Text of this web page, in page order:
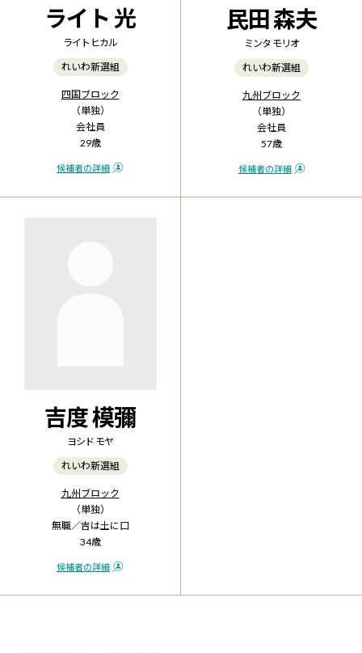
ライト 光
ライト ヒカル
れいわ新選組
四国ブロック
（単独）
会社員
29歳
候補者の詳細
民田 森夫
ミンタ モリオ
れいわ新選組
九州ブロック
（単独）
会社員
57歳
候補者の詳細
吉度 模彌
ヨシド モヤ
れいわ新選組
九州ブロック
（単独）
無職／吉は土に口
34歳
候補者の詳細